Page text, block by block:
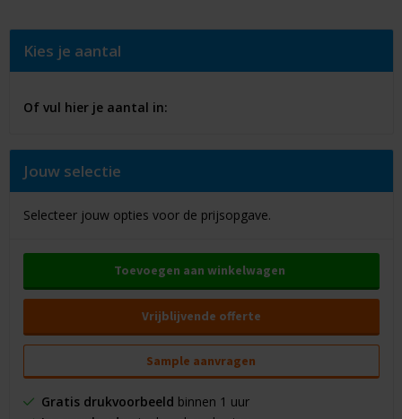
Kies je aantal
Of vul hier je aantal in:
Jouw selectie
Selecteer jouw opties voor de prijsopgave.
Toevoegen aan winkelwagen
Vrijblijvende offerte
Sample aanvragen
Gratis drukvoorbeeld binnen 1 uur